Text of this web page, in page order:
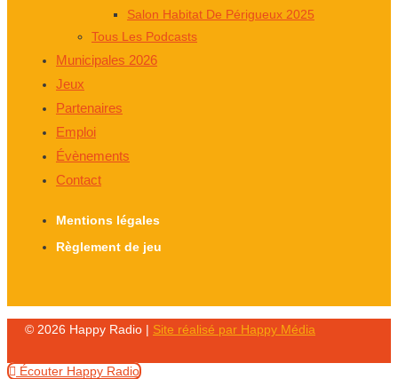
Salon Habitat De Périgueux 2025
Tous Les Podcasts
Municipales 2026
Jeux
Partenaires
Emploi
Évènements
Contact
Mentions légales
Règlement de jeu
© 2026 Happy Radio | Site réalisé par Happy Média
Écouter Happy Radio